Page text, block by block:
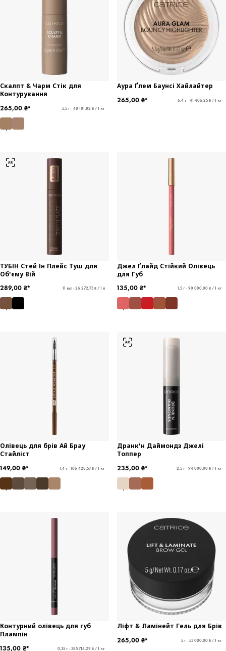
Скалпт & Чарм Стік для
Контурування
265,00 ₴*
5,5 г - 48 181,82 ₴ / 1 кг
Аура Ґлем Баунсі Хайлайтер
265,00 ₴*
6,4 г - 41 406,25 ₴ / 1 кг
ТУБІН Стей Ін Плейс Туш для
Об'єму Вій
289,00 ₴*
11 мл - 26 272,73 ₴ / 1 л
Джел Ґлайд Стійкий Олівець
для Губ
135,00 ₴*
1,5 г - 90 000,00 ₴ / 1 кг
Олівець для брів Ай Брау
Стайліст
149,00 ₴*
1,4 г - 106 428,57 ₴ / 1 кг
Дранк'н Даймондз Джелі
Топпер
235,00 ₴*
2,5 г - 94 000,00 ₴ / 1 кг
Контурний олівець для губ
Плампін
135,00 ₴*
0,35 г - 385 714,29 ₴ / 1 кг
Ліфт & Ламінейт Гель для Брів
265,00 ₴*
5 г - 53 000,00 ₴ / 1 кг